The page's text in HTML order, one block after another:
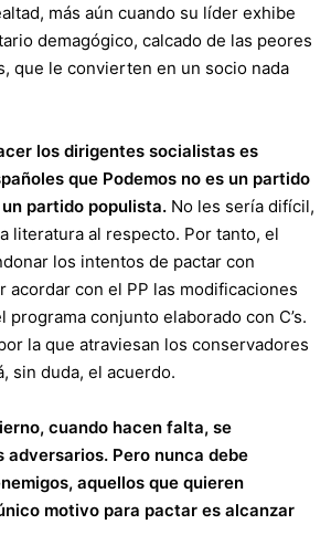
más aún cuando su líder exhibe
demagógico, calcado de las peores
que le convierten en un socio nada
los dirigentes socialistas es
que Podemos no es un partido
partido populista. No les sería difícil,
literatura al respecto. Por tanto, el
los intentos de pactar con
acordar con el PP las modificaciones
conjunto elaborado con C’s.
la que atraviesan los conservadores
sin duda, el acuerdo.
cuando hacen falta, se
adversarios. Pero nunca debe
aquellos que quieren
motivo para pactar es alcanzar